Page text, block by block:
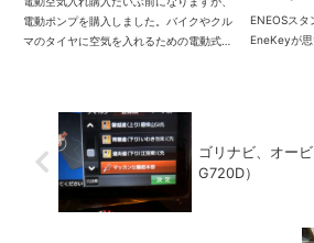
電動ポンプを購入しました。バイクやクル
マのタイヤに空気を入れるための電動式エ
動画付きで紹...
ENEOSスタ
EneKeyが思
ゴリナビ、オー
G720D）